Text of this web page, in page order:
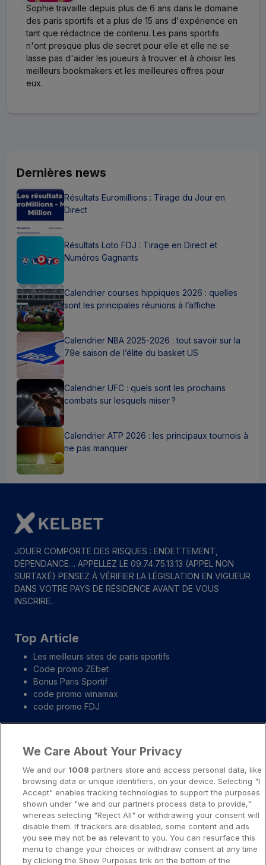
Sophie travaille depuis plus de 6 ans dans le domaine
des paris sportifs et a plus de 15 ans d'expérience en
tant que rédactrice de contenu. Les paris sportifs
n'ont presque plus de secret pour elle et elle ne se
lasse pas d'aider les joueurs à trouver et à choisir les
meilleurs bookmakers et les meilleures offres pour
eux.
Dernières news
Résultats Euromillions : Tirage du Jour en
Direct
Résultats Loto FDJ : Tirage en Direct et
Numéros Gagnants
Calendrier courses hippiques 2026 : quelles
sont les principales réunions à l’affiche
Calendrier NBA 2025-2026 : tout savoir sur la
79e saison de l’élite du basket US
Calendrier UFC : quels sont les prochains
combats sur lesquels miser ?
Calendrier ATP 2026 : les principaux tournois à
ne pas manquer
JOUER COMPORTE DES RISQUES : ENDETTEMENT,
DÉPENDANCE… APPELLEZ LE 09.74.75.13.13 (APPEL NON
SURTAXÉ) PENSEZ À VÉRIFIER LA LÉGISLATION EN VIGUEUR
DANS VOTRE PAYS DE RÉSIDENCE AVANT DE VOUS
INSCRIRE.
Top Article
Les meilleurs sites de paris sportifs
Code promo ZEbet
Bonus Paris Sportif
code promo winamax
code promo FDJ
Liens importants
A propos
Notice légale
Presse-Recrutement-Partenariat
Politique de confidentialité
Politique de Cookies
Prévenir la dépendance aux jeux d’argent
We Care About Your Privacy
We and our 1008 partners store and access personal data, like
browsing data or unique identifiers, on your device. Selecting "I
Accept" enables tracking technologies to support the purposes
shown under "we and our partners process data to provide,"
whereas selecting "Reject All" or withdrawing your consent will
disable them. If trackers are disabled, some content and ads
you see may not be as relevant to you. You can resurface this
menu to change your choices or withdraw consent at any time
by clicking the Show Purposes link on the bottom of the